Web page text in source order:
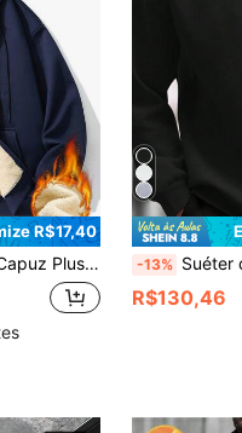
R$17,40
Adequado para o Inverno, Top de Manga Longa -13% Suéter de Gola
R$130,46